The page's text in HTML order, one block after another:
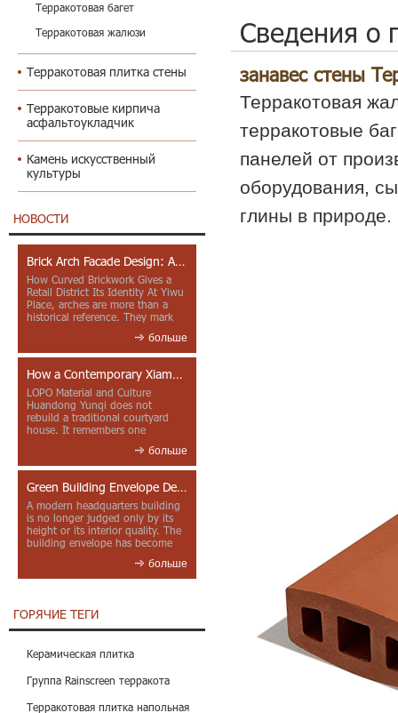
Терракотовая багет
Терракотовая жалюзи
Терракотовая плитка стены
Терракотовые кирпича
асфальтоукладчик
Камень искусственный
культуры
НОВОСТИ
Brick Arch Facade Design: A Closer Look at Yiwu Place
How Curved Brickwork Gives a
Retail District Its Identity At Yiwu
Place, arches are more than a
historical reference. They mark
больше
How a Contemporary Xiamen Project Reframes Minnan Red Brick
LOPO Material and Culture
Huandong Yunqi does not
rebuild a traditional courtyard
house. It remembers one
больше
Green Building Envelope Design: Clay Sunscreen Fins for Modern Headquarters Architecture
A modern headquarters building
is no longer judged only by its
height or its interior quality. The
building envelope has become
больше
ГОРЯЧИЕ ТЕГИ
Керамическая плитка
Группа Rainscreen терракота
Терракотовая плитка напольная
Сведения о
занавес стены
Терракотовая
терракотовые
панелей от
оборудования,
глины в природе.